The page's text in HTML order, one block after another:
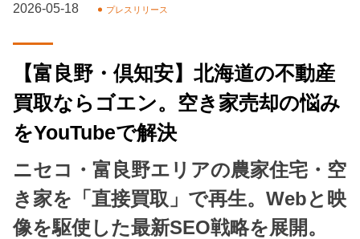
2026-05-18 プレスリリース
【富良野・倶知安】北海道の不動産
買取ならゴエン。空き家売却の悩み
をYouTubeで解決
ニセコ・富良野エリアの農家住宅・空
き家を「直接買取」で再生。Webと映
像を駆使した最新SEO戦略を展開。